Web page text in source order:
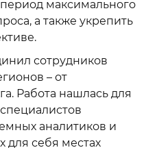
максимального
а также укрепить
сотрудников
– от
Работа нашлась для
аналитиков и
для себя местах